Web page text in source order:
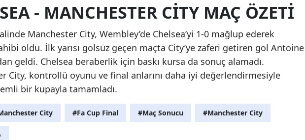
- MANCHESTER CITY MAÇ ÖZETI
Manchester City, Wembley’de Chelsea’yi 1-0 mağlup ederek
oldu. İlk yarısı golsüz geçen maçta City’ye zaferi getiren gol Antoine
geldi. Chelsea beraberlik için baskı kursa da sonuç alamadı.
City, kontrollü oyunu ve final anlarını daha iyi değerlendirmesiyle
bir kupayla tamamladı.
City #Fa Cup Final #Maç Sonucu #Manchester City